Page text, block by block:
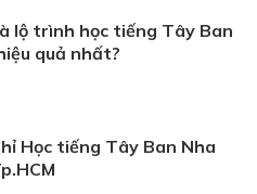
lộ trình học tiếng Tây Ban
quả nhất?
Học tiếng Tây Ban Nha